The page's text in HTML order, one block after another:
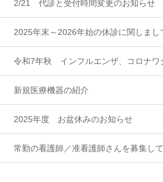
2/21 代診と受付時間変更のお知らせ
2025年末～2026年始の休診に関しまし
令和7年秋 インフルエンザ、コロナワ
新規医療機器の紹介
2025年度 お盆休みのお知らせ
常勤の看護師／准看護師さんを募集して